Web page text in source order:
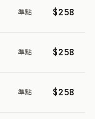
準點 $258
準點 $258
準點 $258